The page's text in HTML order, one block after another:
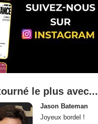
le plus avec...
Jason Bateman
Joyeux bordel !